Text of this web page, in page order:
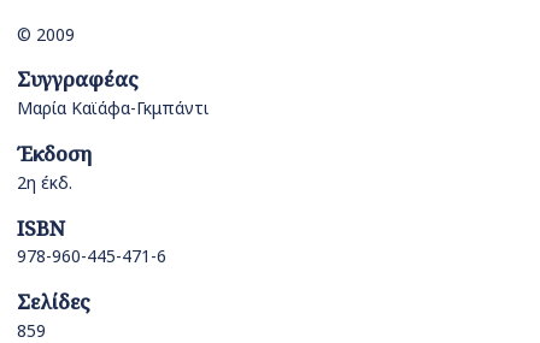
© 2009
Συγγραφέας
Μαρία Καϊάφα-Γκμπάντι
Έκδοση
2η έκδ.
ISBN
978-960-445-471-6
Σελίδες
859